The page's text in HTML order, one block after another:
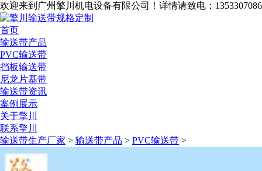
欢迎来到广州擎川机电设备有限公司！ 详情请致电：
首页
输送带产品
PVC输送带
挡板输送带
尼龙片基带
输送带资讯
案例展示
关于擎川
联系擎川
输送带生产厂家 > 输送带产品 > PVC输送带 >